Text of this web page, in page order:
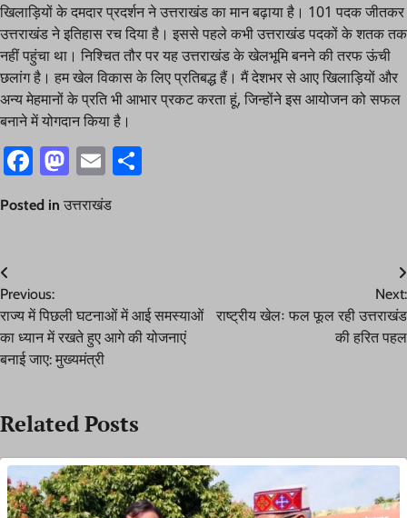
खिलाड़ियों के दमदार प्रदर्शन ने उत्तराखंड का मान बढ़ाया है। 101 पदक जीतकर
उत्तराखंड ने इतिहास रच दिया है। इससे पहले कभी उत्तराखंड पदकों के शतक तक
नहीं पहुंचा था। निश्चित तौर पर यह उत्तराखंड के खेलभूमि बनने की तरफ ऊंची
छलांग है। हम खेल विकास के लिए प्रतिबद्ध हैं। मैं देशभर से आए खिलाड़ियों और
अन्य मेहमानों के प्रति भी आभार प्रकट करता हूं, जिन्होंने इस आयोजन को सफल
बनाने में योगदान किया है।
Facebook
Mastodon
Email
Posted in उत्तराखंड
Post
navigation
Previous:
राज्य में पिछली घटनाओं में आई समस्याओं
का ध्यान में रखते हुए आगे की योजनाएं
बनाई जाए: मुख्यमंत्री
Next:
राष्ट्रीय खेलः फल फूल रही उत्तराखंड
की हरित पहल
Related Posts